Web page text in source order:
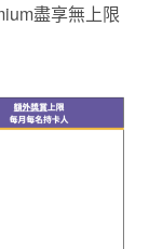
盡享無上限